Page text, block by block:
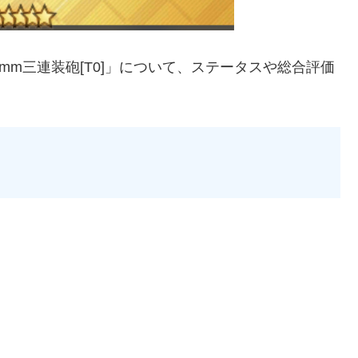
三連装砲[T0]」について、ステータスや総合評価